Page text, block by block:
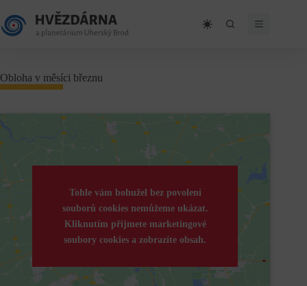
to
content
Obloha v měsíci březnu
Tohle vám bohužel bez povolení
souborů cookies nemůžeme ukázat.
Kliknutím přijmete marketingové
soubory cookies a zobrazíte obsah.